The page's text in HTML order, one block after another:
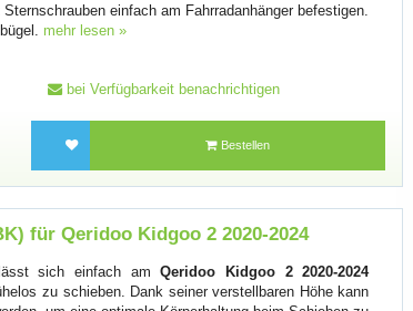
einfach am Fahrradanhänger befestigen.
mehr lesen »
bei Verfügbarkeit benachrichtigen
Bestellen
für Qeridoo Kidgoo 2 2020-2024
sich einfach amQeridoo Kidgoo 2 2020-2024
zu schieben. Dank seiner verstellbaren Höhe kann